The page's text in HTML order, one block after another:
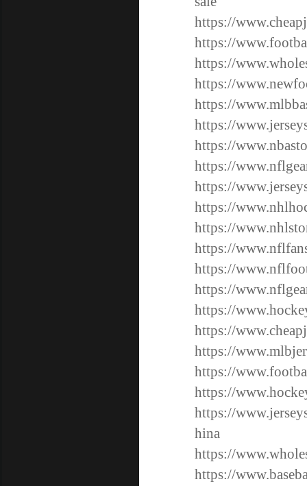
https://
https://
https://
https://
https://
https://
https://
https://
https://
https://
https://
https://
https://
https://
https://
https://
https://
https://
https://
https://
hina
https://
https://